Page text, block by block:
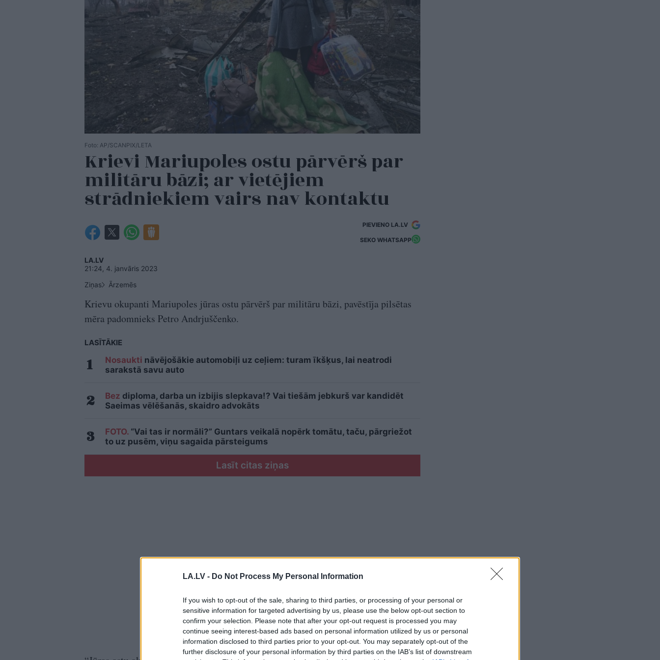
LA.LV - Do Not Process My Personal Information
If you wish to opt-out of the sale, sharing to third parties, or processing of your personal or
sensitive information for targeted advertising by us, please use the below opt-out section to
confirm your selection. Please note that after your opt-out request is processed you may
continue seeing interest-based ads based on personal information utilized by us or personal
information disclosed to third parties prior to your opt-out. You may separately opt-out of the
further disclosure of your personal information by third parties on the IAB’s list of downstream
Foto: AP/SCANPIX/LETA
Krievi Mariupoles ostu pārvērš par
militāru bāzi; ar vietējiem
strādniekiem vairs nav kontaktu
PIEVIENO LA.LV
SEKO WHATSAPP
LA.LV
21:24, 4. janvāris 2023
Ziņas
Ārzemēs
Krievu okupanti Mariupoles jūras ostu pārvērš par militāru bāzi, pavēstīja pilsētas
mēra padomnieks Petro Andrjuščenko.
LASĪTĀKIE
Nosaukti nāvējošākie automobiļi uz ceļiem: turam īkšķus, lai neatrodi
sarakstā savu auto
Bez diploma, darba un izbijis slepkava!? Vai tiešām jebkurš var kandidēt
Saeimas vēlēšanās, skaidro advokāts
FOTO. “Vai tas ir normāli?” Guntars veikalā nopērk tomātu, taču, pārgriežot
to uz pusēm, viņu sagaida pārsteigums
Lasīt citas ziņas